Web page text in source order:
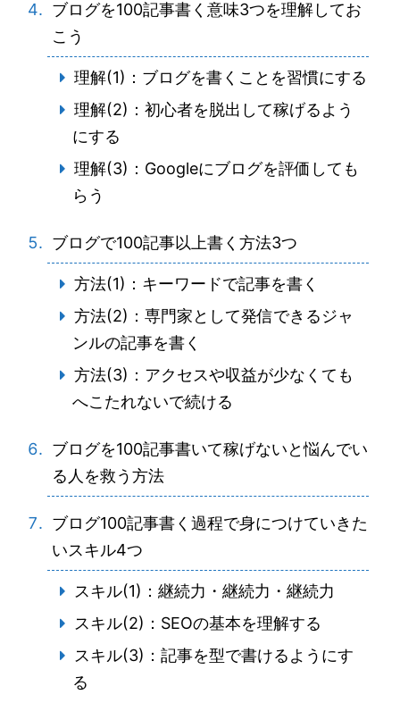
ブログを100記事書く意味3つを理解してお
こう
理解(1)：ブログを書くことを習慣にする
理解(2)：初心者を脱出して稼げるよう
にする
理解(3)：Googleにブログを評価しても
らう
ブログで100記事以上書く方法3つ
方法(1)：キーワードで記事を書く
方法(2)：専門家として発信できるジャ
ンルの記事を書く
方法(3)：アクセスや収益が少なくても
へこたれないで続ける
ブログを100記事書いて稼げないと悩んでい
る人を救う方法
ブログ100記事書く過程で身につけていきた
いスキル4つ
スキル(1)：継続力・継続力・継続力
スキル(2)：SEOの基本を理解する
スキル(3)：記事を型で書けるようにす
る